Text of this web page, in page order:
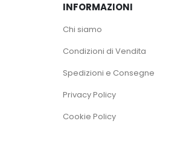
INFORMAZIONI
Chi siamo
Condizioni di Vendita
Spedizioni e Consegne
Privacy Policy
Cookie Policy